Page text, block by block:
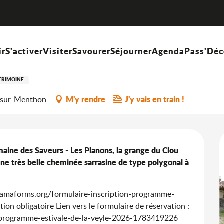
S'activerVisiterSavourerSéjournerAgenda
Menthon M'y rendre J'y vais en train !
des Saveurs - Les Planons, la grange du Clou
très belle cheminée sarrasine de type polygonal à
formulaire-inscription-programme-
obligatoire Lien vers le formulaire de réservation :
estivale-de-la-veyle-2026-1783419226